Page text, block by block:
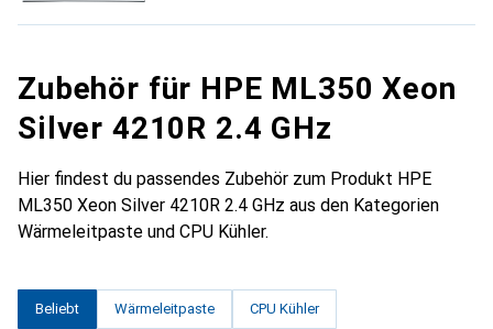
Zubehör für HPE ML350 Xeon
Silver 4210R 2.4 GHz
Hier findest du passendes Zubehör zum Produkt HPE
ML350 Xeon Silver 4210R 2.4 GHz aus den Kategorien
Wärmeleitpaste und CPU Kühler.
Beliebt Wärmeleitpaste CPU Kühler